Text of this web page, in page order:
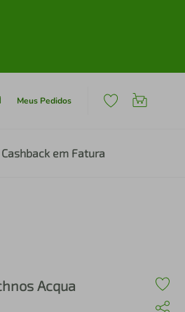
Meus Pedidos
Cashback em Fatura
Acqua